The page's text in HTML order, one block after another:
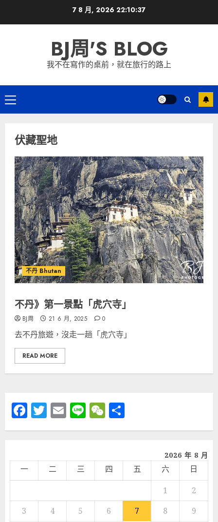
7 8 月, 2026 22:10:37
BJ周'S BLOG
我不在寫作的桌前，就在旅行的路上
Primary
Menu
伏藏聖地
不丹 Bhutan
不丹》第一景點「虎穴寺」
BJ周 21 6 月, 2025 0
去不丹旅遊，沒走一趟「虎穴寺」
READ MORE
Facebook
Twitter
Email
LineWeChat
享
2026 年 8 月
一 二 三 四 五 六
日
1
2
3
4 5 6 7 8
9